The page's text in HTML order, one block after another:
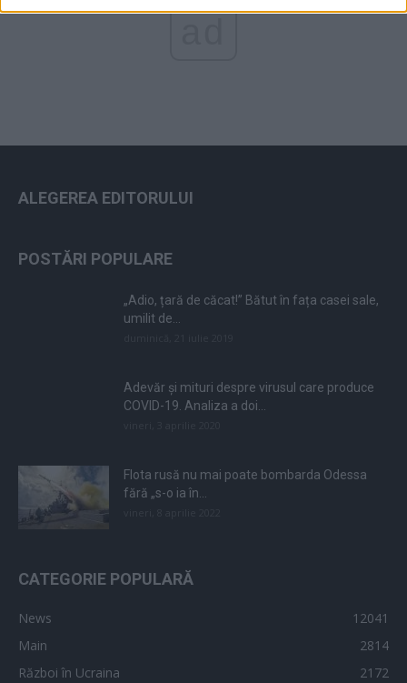
ALEGEREA EDITORULUI
POSTĂRI POPULARE
„Adio, țară de căcat!” Bătut în fața casei sale,
umilit de...
Adevăr și mituri despre virusul care produce
COVID-19. Analiza a doi...
Flota rusă nu mai poate bombarda Odessa
fără „s-o ia în...
CATEGORIE POPULARĂ
News
12041
Main
2814
Război în Ucraina
2172